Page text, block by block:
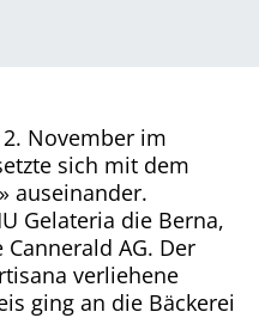
November im
sich mit dem
auseinander.
Gelateria die Berna,
AG. Der
verliehene
ging an die Bäckerei